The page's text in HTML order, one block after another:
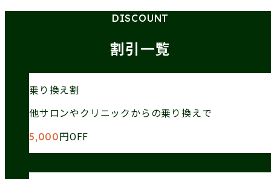
DISCOUNT
割引一覧
乗り換え割
他サロンやクリニックからの乗り換えで
5,000円OFF